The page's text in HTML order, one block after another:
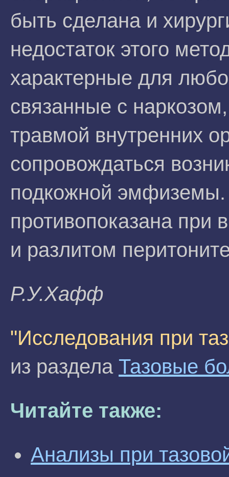
быть сделана и
недостаток этого
характерные для
связанные с
травмой внутренних
сопровождаться
подкожной
противопоказана при
и разлитом
P.У.Xaфф
"Исследования при
из раздела Тазовые
Читайте также:
Анализы при